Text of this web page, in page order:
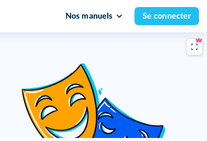
Nos manuels Se connecter